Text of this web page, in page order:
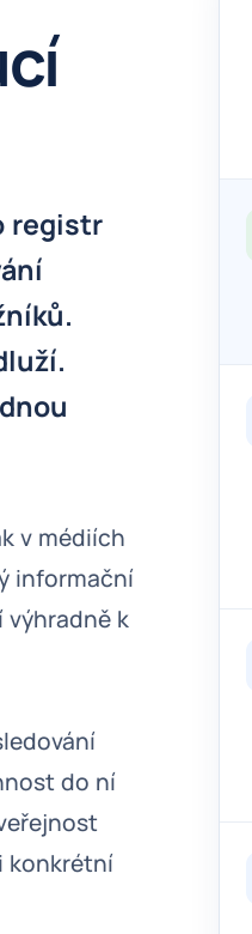
registr
v médiích
informační
výhradně k
do ní
konkrétní